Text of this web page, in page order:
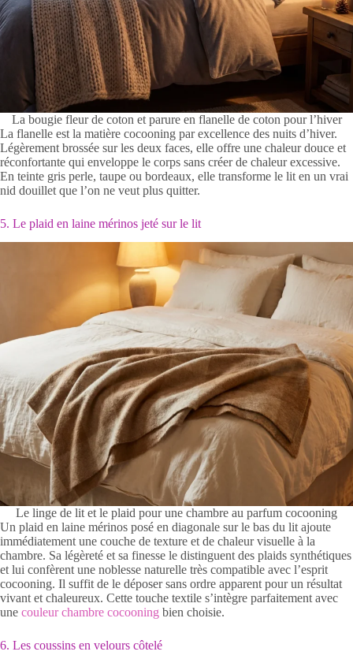
La bougie fleur de coton et parure en flanelle de coton pour l’hiver
La flanelle est la matière cocooning par excellence des nuits d’hiver.
Légèrement brossée sur les deux faces, elle offre une chaleur douce et
réconfortante qui enveloppe le corps sans créer de chaleur excessive.
En teinte gris perle, taupe ou bordeaux, elle transforme le lit en un vrai
nid douillet que l’on ne veut plus quitter.
5. Le plaid en laine mérinos jeté sur le lit
Le linge de lit et le plaid pour une chambre au parfum cocooning
Un plaid en laine mérinos posé en diagonale sur le bas du lit ajoute
immédiatement une couche de texture et de chaleur visuelle à la
chambre. Sa légèreté et sa finesse le distinguent des plaids synthétiques
et lui confèrent une noblesse naturelle très compatible avec l’esprit
cocooning. Il suffit de le déposer sans ordre apparent pour un résultat
vivant et chaleureux. Cette touche textile s’intègre parfaitement avec
une couleur chambre cocooning bien choisie.
6. Les coussins en velours côtelé